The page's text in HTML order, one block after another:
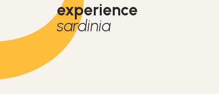
experience
sardinia